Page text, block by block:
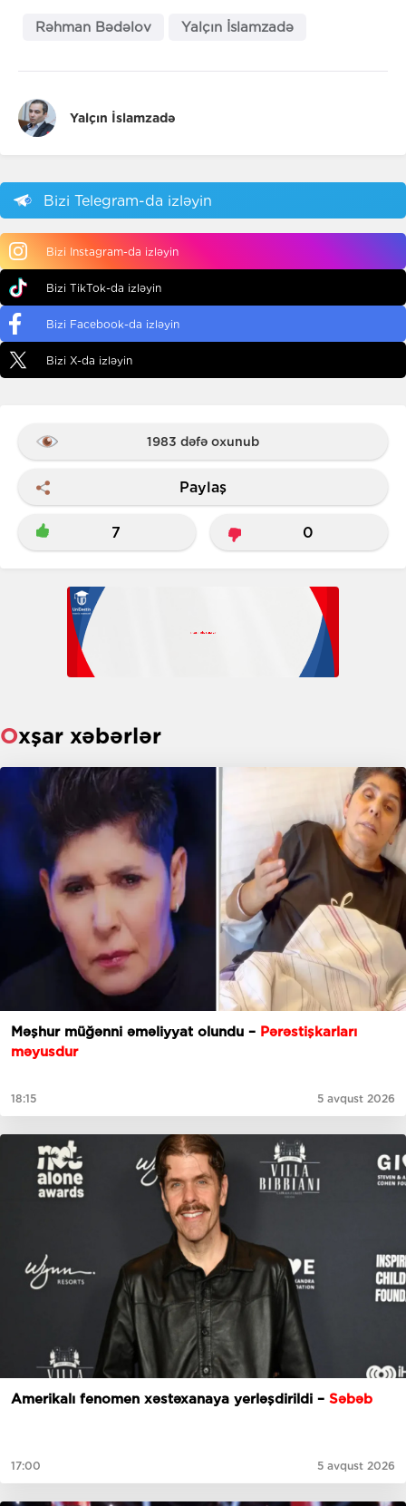
Rəhman Bədəlov Yalçın İslamzadə
Yalçın İslamzadə
Bizi Telegram-da izləyin
Bizi Instagram-da izləyin
Bizi TikTok-da izləyin
Bizi Facebook-da izləyin
Bizi X-da izləyin
1983 dəfə oxunub
Paylaş
7 0
Oxşar xəbərlər
Məşhur müğənni əməliyyat olundu – Pərəstişkarları
məyusdur
18:15 5 avqust 2026
Amerikalı fenomen xəstəxanaya yerləşdirildi – Səbəb
17:00 5 avqust 2026